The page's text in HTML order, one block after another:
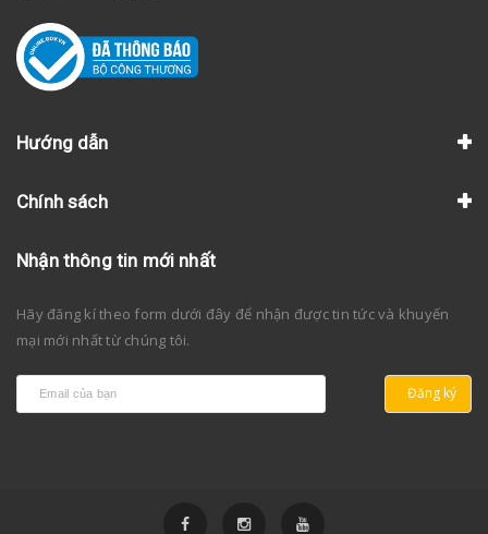
Hướng dẫn
Chính sách
Nhận thông tin mới nhất
Hãy đăng kí theo form dưới đây để nhận được tin tức và khuyến
mại mới nhất từ chúng tôi.
Đăng ký